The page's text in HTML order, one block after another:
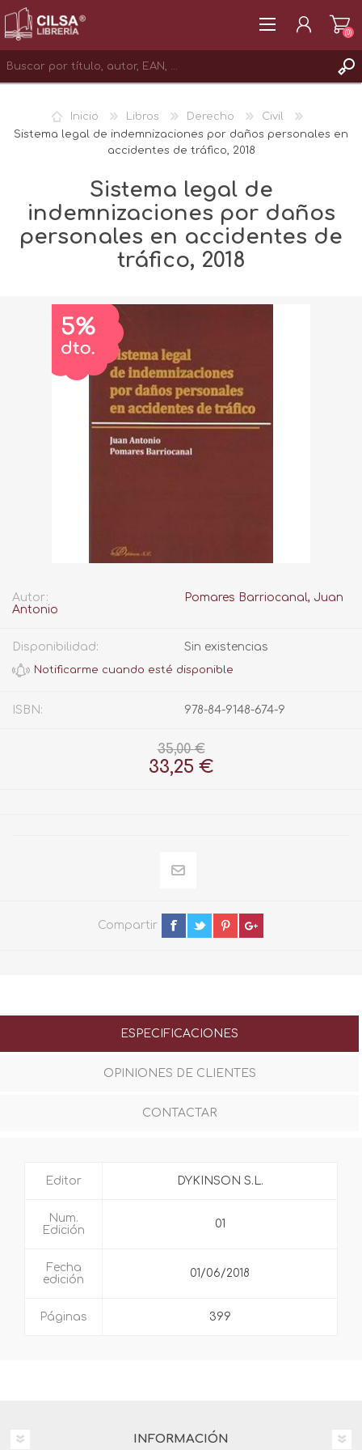
INICIAR SESIÓN
(0)
Inicio Libros Derecho
Civil
Sistema legal de indemnizaciones por daños personales en
accidentes de tráfico, 2018
Sistema legal de
indemnizaciones por daños
personales en accidentes de
tráfico, 2018
Autor:
Pomares Barriocanal, Juan
Antonio
Disponibilidad: Sin existencias
ISBN: 978-84-9148-674-9
35,00 €
33,25 €
Compartir
ESPECIFICACIONES
OPINIONES DE CLIENTES
CONTACTAR
Editor DYKINSON S.L.
Num.
Edición
01
Fecha
edición
01/06/2018
Páginas 399
INFORMACIÓN